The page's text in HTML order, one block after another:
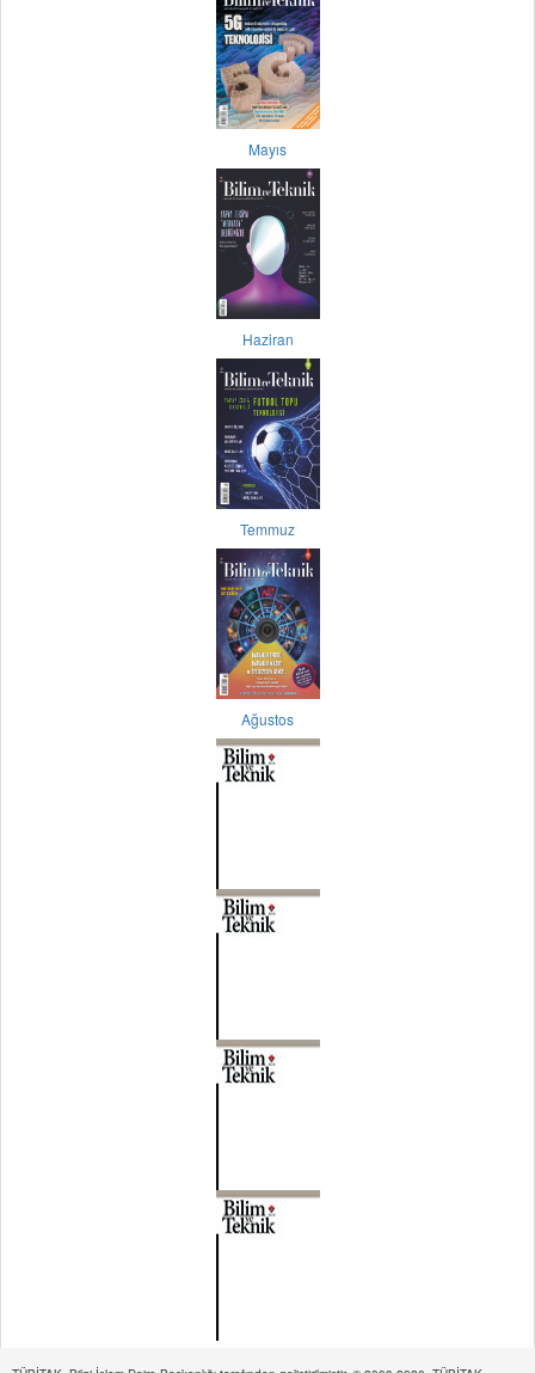
Mayıs
Haziran
Temmuz
Ağustos